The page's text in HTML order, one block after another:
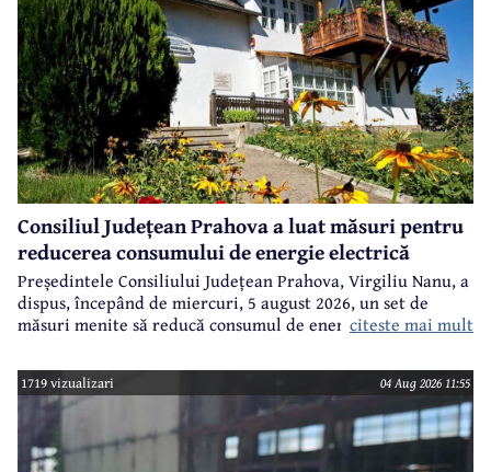
Consiliul Județean Prahova a luat măsuri pentru
reducerea consumului de energie electrică
Președintele Consiliului Județean Prahova, Virgiliu Nanu, a
dispus, începând de miercuri, 5 august 2026, un set de
măsuri menite să reducă consumul de energie electrică în
ca parte a unui demers mai amplu de utilizare responsabilă
a fondurilor publice.
citeste mai mult
1719 vizualizari 04 Aug 2026 11:55